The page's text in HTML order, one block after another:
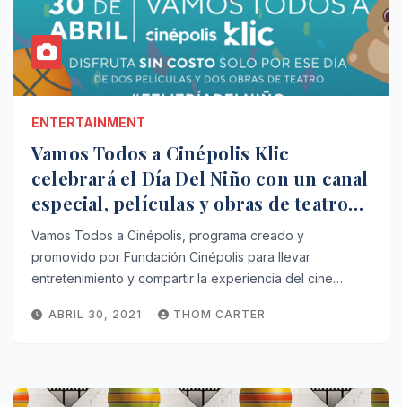
ENTERTAINMENT
Vamos Todos a Cinépolis Klic
celebrará el Día Del Niño con un canal
especial, películas y obras de teatro
gratuitas.
Vamos Todos a Cinépolis, programa creado y
promovido por Fundación Cinépolis para llevar
entretenimiento y compartir la experiencia del cine…
ABRIL 30, 2021 THOM CARTER